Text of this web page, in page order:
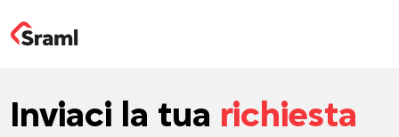
Inviaci la tua richiesta